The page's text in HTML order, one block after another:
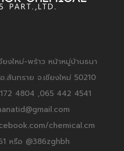
ยงใหม่-พร้าว หน้าหมู่บ้านธนา
นทราย จ.เชียงใหม่ 50210
172 4804 ,065 442 4541
chemical.cm
หรือ @386zghbh